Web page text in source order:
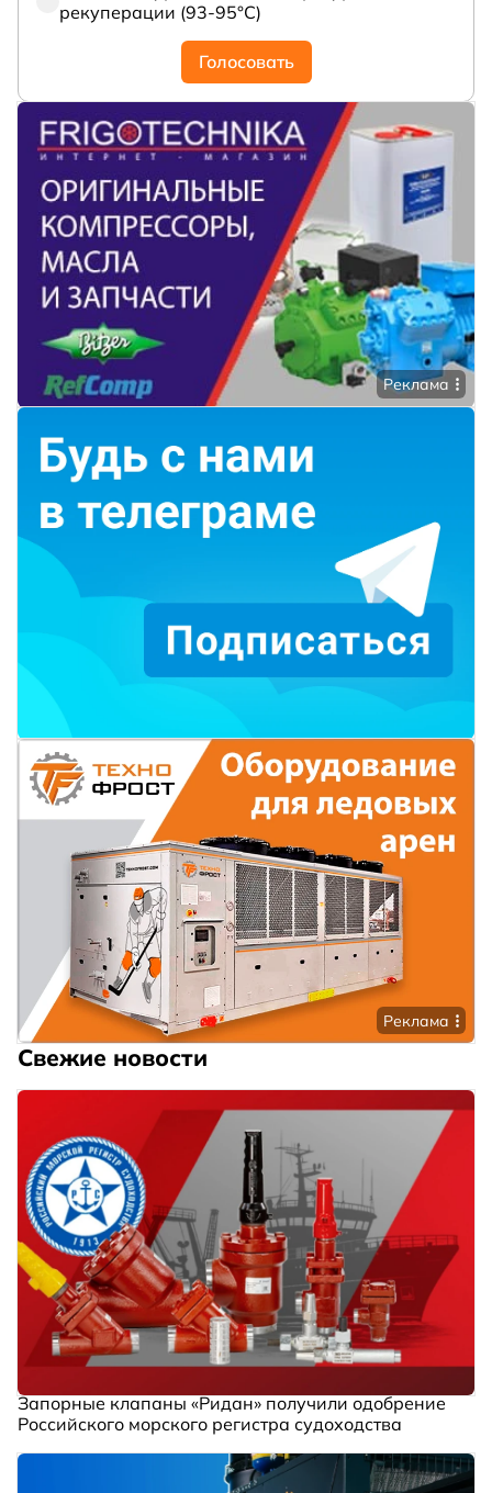
рекуперации (93-95°С)
Голосовать
Реклама
Реклама
Свежие новости
Запорные клапаны «Ридан» получили одобрение
Российского морского регистра судоходства